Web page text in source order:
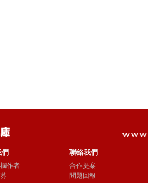
作者
聯絡我們
合作提案
問題回報